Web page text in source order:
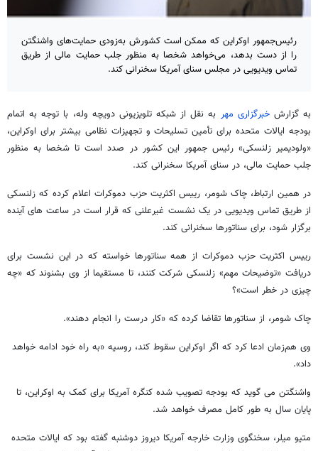
رئیس‌جمهور اوکراین که ممکن است کشورش بە‌زودی حمایت‌های واشنگتن
را از دست بدهد، می‌خواهد شخصا به منظور جلب حمایت مالی از طریق
تماس ویدیویی در مجلس سنای آمریکا سخنرانی کند.
به گزارش خبرگزاری مهر به نقل از شبکه تلویزیونی دویچه وله، با توجه بە اتمام
بودجه ایالات متحده برای تأمین تسلیحات و تجهیزات نظامی بیشتر برای اوکراین،
«ولودیمیر زلنسکی» رئیس‌ جمهور این کشور در صدد است تا شخصا به منظور
جلب حمایت مالی، در سنای آمریکا سخنرانی کند.
در همین ارتباط، چاک شومر، رییس اکثریت حزب دموکرات اعلام کردە که زلنسکی
از طریق تماس ویدیویی در یک نشست غیرعلنی کە قرار است در ساعت های آینده
برگزار شود، برای سناتورها سخنرانی کند.
رییس اکثریت حزب دموکرات از همه سناتورها خواستە کە در این نشست برای
دریافت «توضیحات مهم» زلنسکی شرکت کنند، تا مستقیما از وی بشنوند کە «چه
چیزی در خطر است»؟
چاک شومر، از سناتورها تقاضا کردە کە «کار درست را انجام دهند».
وی هم‌زمان ادعا کرد کە اگر اوکراین سقوط کند، روسیه «به راه خود ادامە خواهد
داد».
واشنگتن می‌ گوید کە بودجه تصویب شدە کنگرە آمریکا برای کمک به اوکراین، تا
پایان سال به طور کامل مصرف خواهد شد.
متیو میلر، سخنگوی وزارت خارجه آمریکا دیروز دوشنبه گفته بود که ایالات متحده